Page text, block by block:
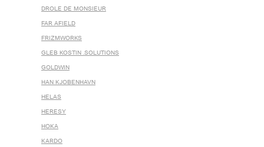
DROLE DE MONSIEUR
FAR AFIELD
FRIZMWORKS
GLEB KOSTIN .SOLUTIONS
GOLDWIN
HAN KJOBENHAVN
HELAS
HERESY
HOKA
KARDO